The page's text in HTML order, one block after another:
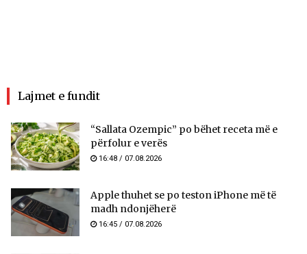
Lajmet e fundit
“Sallata Ozempic” po bëhet receta më e
përfolur e verës
16:48 / 07.08.2026
Apple thuhet se po teston iPhone më të
madh ndonjëherë
16:45 / 07.08.2026